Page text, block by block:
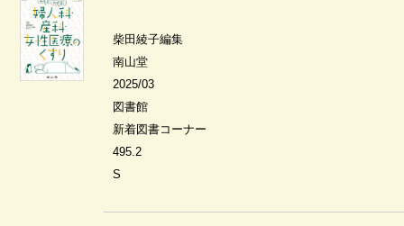
柴田綾子編集
南山堂
2025/03
図書館
新着図書コーナー
495.2
S